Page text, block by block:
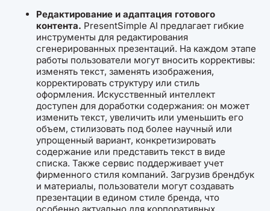
Редактирование и адаптация готового
контента. PresentSimple AI предлагает гибкие
инструменты для редактирования
сгенерированных презентаций. На каждом этапе
работы пользователи могут вносить коррективы:
изменять текст, заменять изображения,
корректировать структуру или стиль
оформления. Искусственный интеллект
доступен для доработки содержания: он может
изменить текст, увеличить или уменьшить его
объем, стилизовать под более научный или
упрощенный вариант, конкретизировать
содержание или представить текст в виде
списка. Также сервис поддерживает учет
фирменного стиля компаний. Загрузив брендбук
и материалы, пользователи могут создавать
презентации в едином стиле бренда, что
особенно актуально для корпоративных